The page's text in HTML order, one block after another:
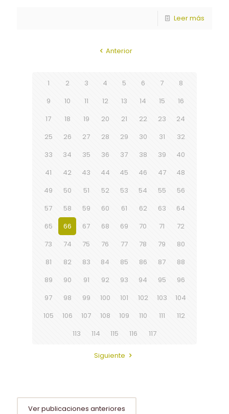
Leer más
Anterior
1 2 3 4 5 6 7
8
9
10 11 12 13 14 15
16
17
18 19 20 21 22 23
24
25
26 27 28 29 30 31
32
33
34 35 36 37 38 39
40
41
42 43 44 45 46 47
48
49
50 51 52 53 54 55
56
57
58 59 60 61 62 63
64
65
66 67 68 69 70 71
72
73
74 75 76 77 78 79
80
81
82 83 84 85 86 87
88
89
90 91 92 93 94 95
96
97
98 99 100 101 102 103
104
105
106 107 108 109 110 111
112
113
114 115 116 117
Siguiente
Ver publicaciones anteriores